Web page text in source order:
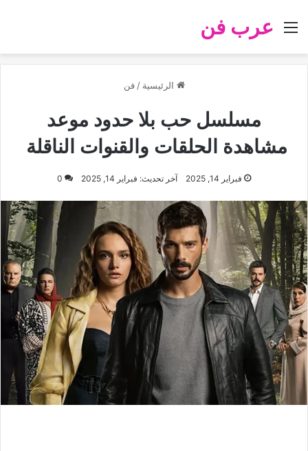
عرب فن
القائمة
الرئيسية / فن
مسلسل حب بلا حدود موعد
مشاهدة الحلقات والقنوات الناقلة
فبراير 14, 2025 آخر تحديث: فبراير 14, 2025 0